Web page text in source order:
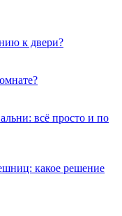
к двери?
всё просто и по
какое решение